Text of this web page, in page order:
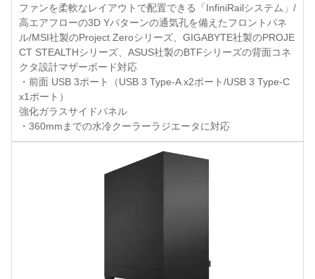
ファンを柔軟なレイアウトで配置できる「InfiniRailシステム」/
高エアフローの3D Yパターンの通気孔を備えたフロントパネ
ル/MSI社製のProject Zeroシリーズ、GIGABYTE社製のPROJE
CT STEALTHシリーズ、ASUS社製のBTFシリーズの背面コネ
クタ設計マザーボード対応
・前面 USB 3ポート（USB 3 Type-A x2ポート/USB 3 Type-C
x1ポート）
強化ガラスサイドパネル
・360mmまでの水冷クーラーラジエータに対応